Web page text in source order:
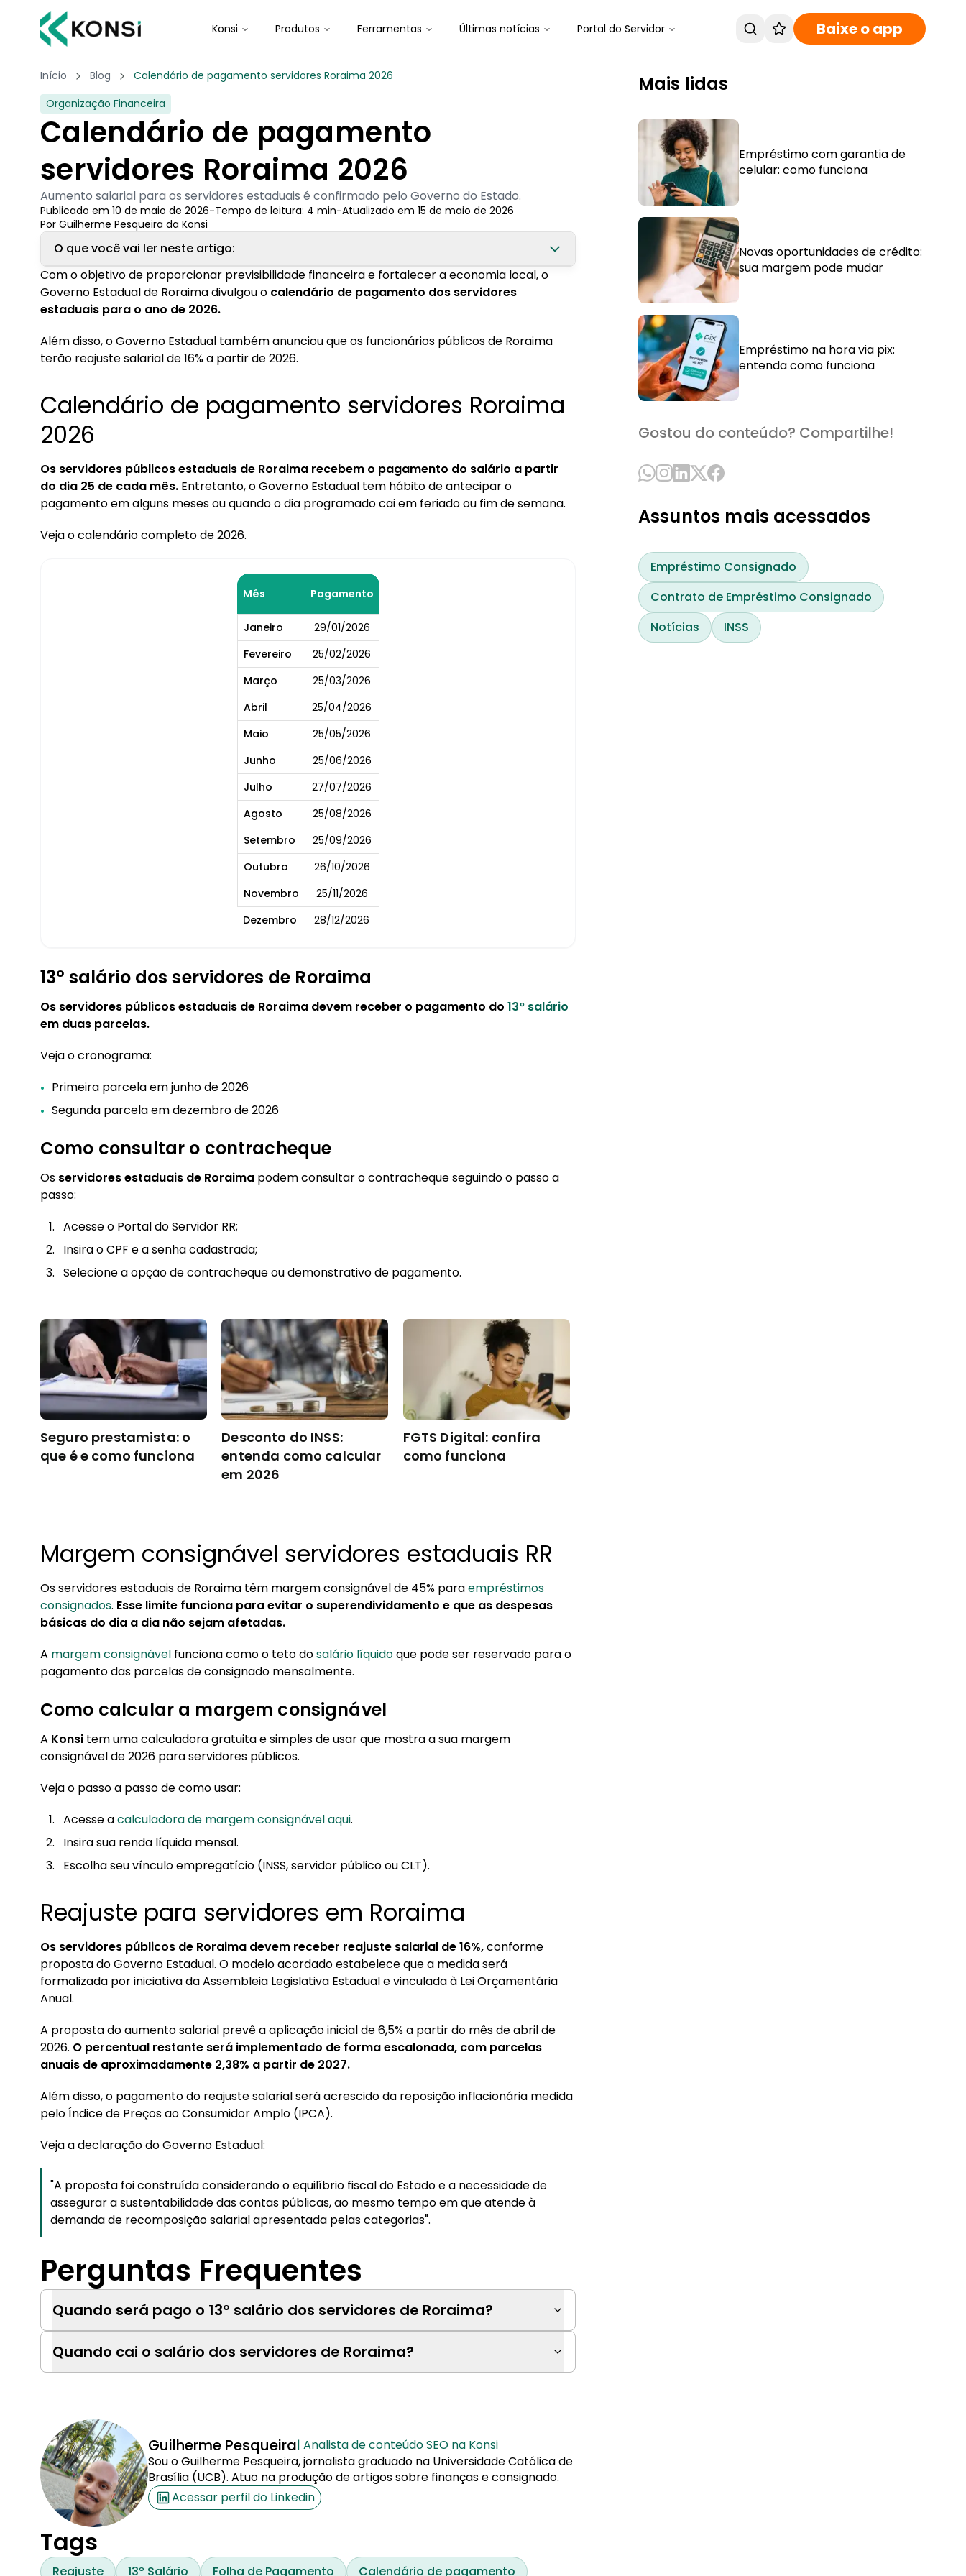
Konsi Produtos Ferramentas Últimas notícias Portal do Servidor Baixe o app
Início Blog
Calendário de pagamento servidores Roraima 2026
Organização Financeira
Calendário de pagamento
servidores Roraima 2026
Aumento salarial para os servidores estaduais é confirmado pelo Governo do Estado.
Publicado em 10 de maio de 2026-Tempo de leitura: 4 min-Atualizado em 15 de maio de 2026
Por Guilherme Pesqueira da Konsi
O que você vai ler neste artigo:
1. Calendário de pagamento servidores Roraima 2026
1.1. 13° salário dos servidores de Roraima
1.2. Como consultar o contracheque
2. Margem consignável servidores estaduais RR
3. Reajuste para servidores em Roraima
Com o objetivo de proporcionar previsibilidade financeira e fortalecer a economia local, o
Governo Estadual de Roraima divulgou o calendário de pagamento dos servidores
estaduais para o ano de 2026.
Além disso, o Governo Estadual também anunciou que os funcionários públicos de Roraima
terão reajuste salarial de 16% a partir de 2026.
Calendário de pagamento servidores Roraima
2026
Os servidores públicos estaduais de Roraima recebem o pagamento do salário a partir
do dia 25 de cada mês. Entretanto, o Governo Estadual tem hábito de antecipar o
pagamento em alguns meses ou quando o dia programado cai em feriado ou fim de semana.
Veja o calendário completo de 2026.
Mês Pagamento
Janeiro
29/01/2026
Fevereiro
25/02/2026
Março
25/03/2026
Abril
25/04/2026
Maio
25/05/2026
Junho
25/06/2026
Julho
27/07/2026
Agosto
25/08/2026
Setembro
25/09/2026
Outubro
26/10/2026
Novembro
25/11/2026
Dezembro
28/12/2026
13° salário dos servidores de Roraima
Os servidores públicos estaduais de Roraima devem receber o pagamento do 13° salário
em duas parcelas.
Veja o cronograma:
Primeira parcela em junho de 2026
Segunda parcela em dezembro de 2026
Como consultar o contracheque
Os servidores estaduais de Roraima podem consultar o contracheque seguindo o passo a
passo:
Acesse o Portal do Servidor RR;
Insira o CPF e a senha cadastrada;
Selecione a opção de contracheque ou demonstrativo de pagamento.
Seguro prestamista: o
que é e como funciona
Desconto do INSS:
entenda como calcular
em 2026
FGTS Digital: confira
como funciona
Margem consignável servidores estaduais RR
Os servidores estaduais de Roraima têm margem consignável de 45% paraempréstimos
consignados. Esse limite funciona para evitar o superendividamento e que as despesas
básicas do dia a dia não sejam afetadas.
A margem consignável funciona como o teto dosalário líquidoque pode ser reservado para o
pagamento das parcelas de consignado mensalmente.
Como calcular a margem consignável
A Konsi tem uma calculadora gratuita e simples de usar que mostra a sua margem
consignável de 2026 para servidores públicos.
Veja o passo a passo de como usar:
Acesse acalculadora de margem consignável aqui.
Insira sua renda líquida mensal.
Escolha seu vínculo empregatício (INSS, servidor público ou CLT).
Reajuste para servidores em Roraima
Os servidores públicos de Roraima devem receber reajuste salarial de 16%,conforme
proposta do Governo Estadual. O modelo acordado estabelece que a medida será
formalizada por iniciativa da Assembleia Legislativa Estadual e vinculada à Lei Orçamentária
Anual.
A proposta do aumento salarial prevê a aplicação inicial de 6,5% a partir do mês de abril de
2026. O percentual restante será implementado de forma escalonada, com parcelas
anuais de aproximadamente 2,38% a partir de 2027.
Além disso, o pagamento do reajuste salarial será acrescido da reposição inflacionária medida
pelo Índice de Preços ao Consumidor Amplo (IPCA).
Veja a declaração do Governo Estadual:
"A proposta foi construída considerando o equilíbrio fiscal do Estado e a necessidade de
assegurar a sustentabilidade das contas públicas, ao mesmo tempo em que atende à
demanda de recomposição salarial apresentada pelas categorias".
Perguntas Frequentes
Quando será pago o 13° salário dos servidores de Roraima?
Quando cai o salário dos servidores de Roraima?
Guilherme Pesqueira| Analista de conteúdo SEO na Konsi
Sou o Guilherme Pesqueira, jornalista graduado na Universidade Católica de
Brasília (UCB). Atuo na produção de artigos sobre finanças e consignado.
Acessar perfil do Linkedin
Tags
Reajuste 13º Salário Folha de Pagamento Calendário de pagamento
Mais lidas
Empréstimo com garantia de
celular: como funciona
Novas oportunidades de crédito:
sua margem pode mudar
Empréstimo na hora via pix:
entenda como funciona
Gostou do conteúdo? Compartilhe!
Assuntos mais acessados
Empréstimo Consignado
Contrato de Empréstimo Consignado
Notícias
INSS